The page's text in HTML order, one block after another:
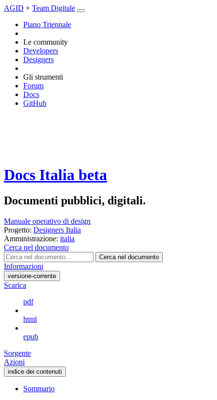
AGID + Team Digitale
Piano Triennale
Le community
Developers
Designers
Gli strumenti
Forum
Docs
GitHub
Docs Italia beta
Documenti pubblici, digitali.
Manuale operativo di design
Progetto: Designers Italia
Amministrazione: italia
Cerca nel documento
Cerca nel documento
Informazioni
versione-corrente
Scarica
pdf
html
epub
Sorgente
Azioni
indice dei contenuti
Sommario